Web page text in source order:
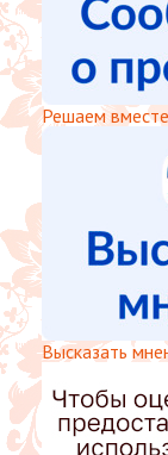
Решаем вместе
Высказать